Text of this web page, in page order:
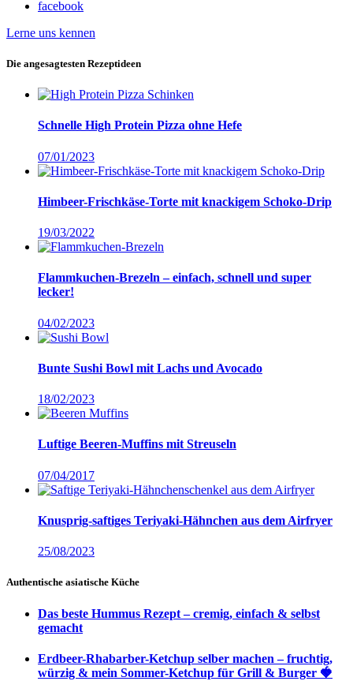
facebook
Lerne uns kennen
Die angesagtesten Rezeptideen
Schnelle High Protein Pizza ohne Hefe
07/01/2023
Himbeer-Frischkäse-Torte mit knackigem Schoko-Drip
19/03/2022
Flammkuchen-Brezeln – einfach, schnell und super
lecker!
04/02/2023
Bunte Sushi Bowl mit Lachs und Avocado
18/02/2023
Luftige Beeren-Muffins mit Streuseln
07/04/2017
Knusprig-saftiges Teriyaki-Hähnchen aus dem Airfryer
25/08/2023
Authentische asiatische Küche
Das beste Hummus Rezept – cremig, einfach & selbst
gemacht
Erdbeer-Rhabarber-Ketchup selber machen – fruchtig,
würzig & mein Sommer-Ketchup für Grill & Burger 🍓